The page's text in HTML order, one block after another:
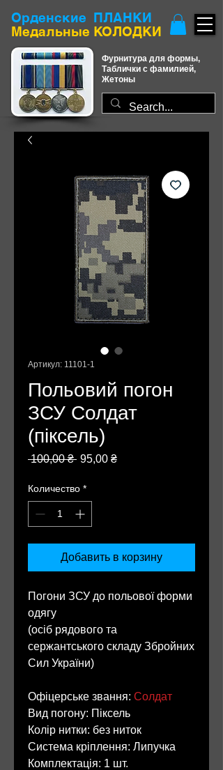
Орденские ПЛАНКИ
​Медальные КОЛОДКИ
Фурнитура для формы,
Таблички с фамилией,
Жетоны
Артикул: 11101-1
Польовий погон
ЗСУ Солдат
(піксель)
100,00 ₴ Обычная
95,00 ₴Спеццена
Количество *
Добавить в корзину
Погони ЗСУ до польової форми
одягу
(осіб рядового та
сержантського складу Збройних
Сил України)
Офіцерське звання: Солдат
Вид погону: Піксель
Колір нитки: без ниток
Система кріплення: Липучка
Комплектація: 1 шт.